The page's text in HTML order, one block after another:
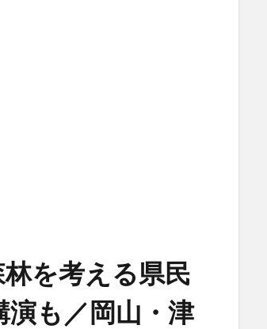
を考える県民
も／岡山・津